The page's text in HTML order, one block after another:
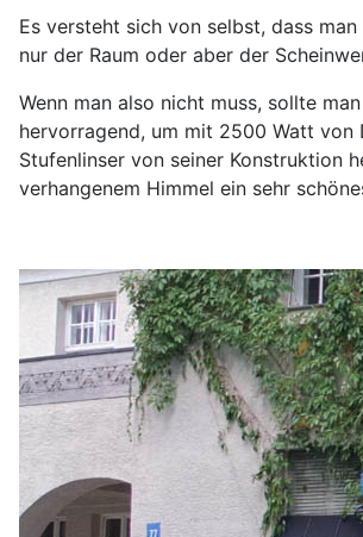
Es versteht sich von selbst, dass
nur der Raum oder aber der
Wenn man also nicht muss, sollte
hervorragend, um mit 2500 Watt von
Stufenlinser von seiner Konstruktion
verhangenem Himmel ein sehr